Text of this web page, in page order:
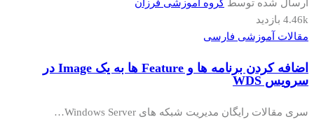
ارسال شده توسطگروه آموزشی فرزان
4.46k بازدید
مقالات آموزشی فارسی
اضافه کردن برنامه ها و Feature ها به یک Image در
سرویس WDS
سری مقالات رایگان مدیریت شبکه های Windows Server…